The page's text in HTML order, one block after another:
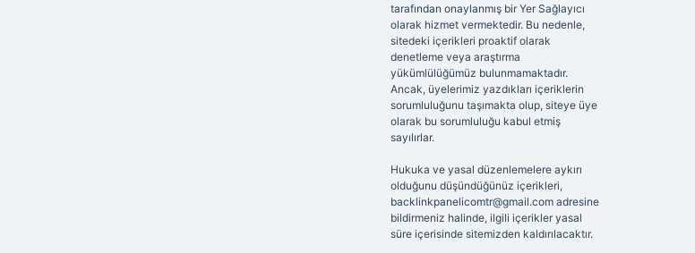
tarafından onaylanmış bir Yer Sağlayıcı
olarak hizmet vermektedir. Bu nedenle,
sitedeki içerikleri proaktif olarak
denetleme veya araştırma
yükümlülüğümüz bulunmamaktadır.
Ancak, üyelerimiz yazdıkları içeriklerin
sorumluluğunu taşımakta olup, siteye üye
olarak bu sorumluluğu kabul etmiş
sayılırlar.
Hukuka ve yasal düzenlemelere aykırı
olduğunu düşündüğünüz içerikleri,
backlinkpanelicomtr@gmail.comadresine
bildirmeniz halinde, ilgili içerikler yasal
süre içerisinde sitemizden kaldırılacaktır.